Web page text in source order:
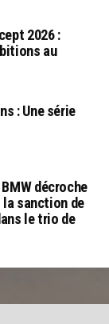
2026 :
au
: Une série
décroche
la sanction de
le trio de